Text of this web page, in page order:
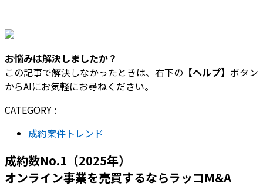
お悩みは解決しましたか？
この記事で解決しなかったときは、右下の 【ヘルプ】 ボタン
からAIにお気軽にお尋ねください。
CATEGORY :
成約案件トレンド
成約数No.1（2025年）
オンライン事業を売買するならラッコM&A